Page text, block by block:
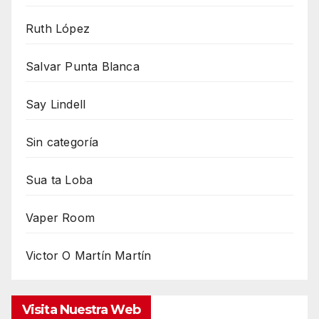
Ruth López
Salvar Punta Blanca
Say Lindell
Sin categoría
Sua ta Loba
Vaper Room
Victor O Martín Martín
Visita Nuestra Web